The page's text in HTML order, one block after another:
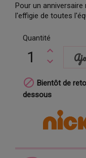
Pour un
l'effigie de toutes
Quantité
 Bientôt de
dessous